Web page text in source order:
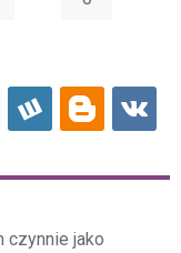
czynnie jako